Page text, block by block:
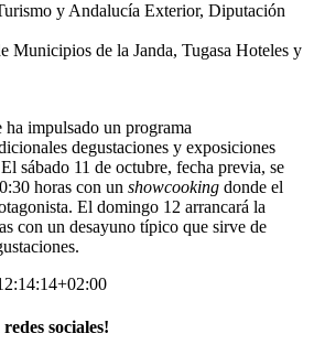
y Andalucía Exterior, Diputación
Municipios de la Janda, Tugasa Hoteles y
impulsado un programa
degustaciones y exposiciones
sábado 11 de octubre, fecha previa, se
horas con un showcooking donde el
El domingo 12 arrancará la
con un desayuno típico que sirve de
sociales!